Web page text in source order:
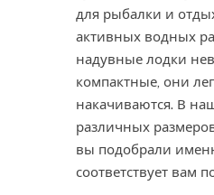
для рыбалки и
активных водных
надувные лодки
компактные, они
накачиваются. В
различных
вы подобрали
соответствует вам